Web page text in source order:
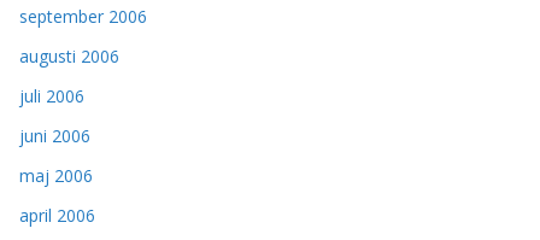
september 2006
augusti 2006
juli 2006
juni 2006
maj 2006
april 2006